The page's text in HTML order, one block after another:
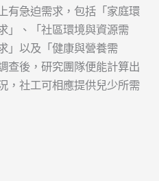
有急迫需求，包括「家庭環
」、「社區環境與資源需
」以及「健康與營養需
查後，研究團隊便能計算出
，社工可相應提供兒少所需